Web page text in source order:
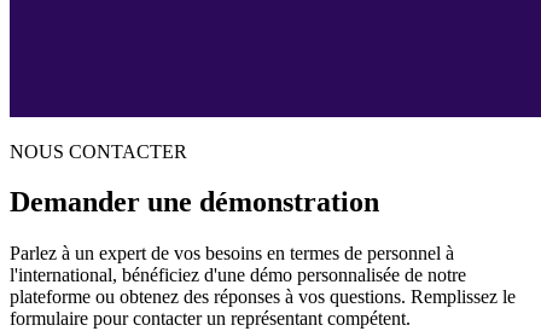
NOUS CONTACTER
Demander une démonstration
Parlez à un expert de vos besoins en termes de personnel à
l'international, bénéficiez d'une démo personnalisée de notre
plateforme ou obtenez des réponses à vos questions. Remplissez le
formulaire pour contacter un représentant compétent.